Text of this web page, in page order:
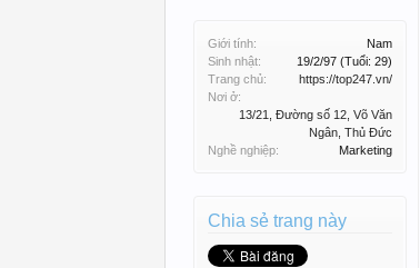
Giới tính:
Nam
Sinh nhật:
19/2/97 (Tuổi: 29)
Trang chủ:
https://top247.vn/
Nơi ở:
13/21, Đường số 12, Võ Văn
Ngân, Thủ Đức
Nghề nghiệp:
Marketing
Chia sẻ trang này